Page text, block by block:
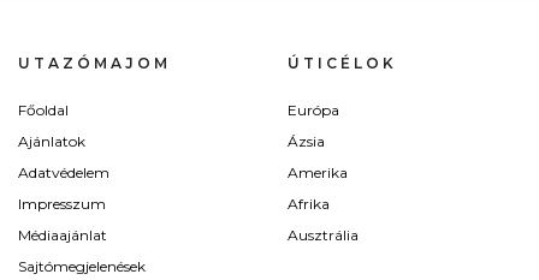
UTAZÓMAJOM
Főoldal
Ajánlatok
Adatvédelem
Impresszum
Médiaajánlat
Sajtómegjelenések
ÚTICÉLOK
Európa
Ázsia
Amerika
Afrika
Ausztrália